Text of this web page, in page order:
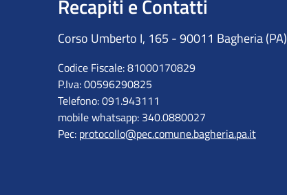
Recapiti e Contatti
Corso Umberto I, 165 - 90011 Bagheria (PA)
Codice Fiscale: 81000170829
P.Iva: 00596290825
Telefono: 091.943111
mobile whatsapp: 340.0880027
Pec: protocollo@pec.comune.bagheria.pa.it